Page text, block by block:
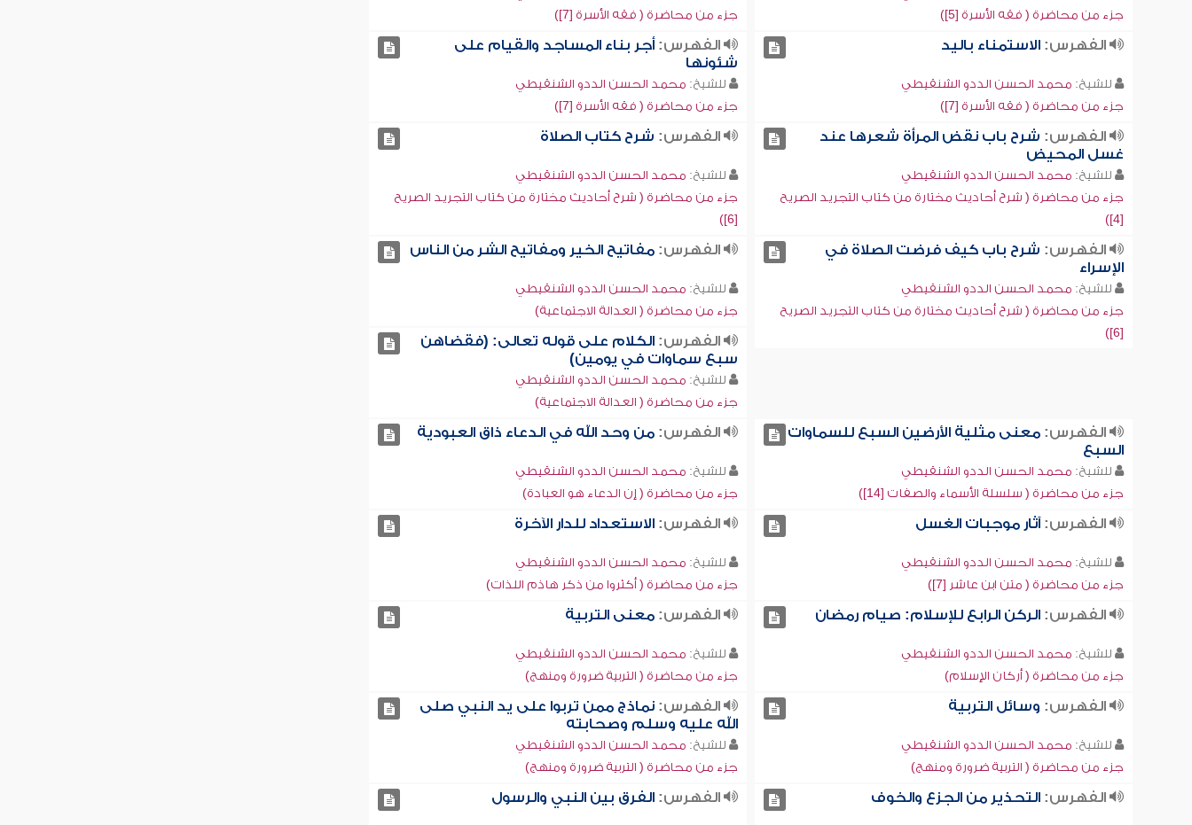
جزء من محاضرة ( فقه الأسرة [5])
جزء من محاضرة ( فقه الأسرة [7])
الفهرس:الاستمناء باليد
للشيخ: محمد الحسن الددو الشنقيطي
جزء من محاضرة ( فقه الأسرة [7])
الفهرس: أجر بناء المساجد والقيام على
شئونها
للشيخ: محمد الحسن الددو الشنقيطي
جزء من محاضرة ( فقه الأسرة [7])
الفهرس: شرح باب نقض المرأة شعرها عند
غسل المحيض
للشيخ: محمد الحسن الددو الشنقيطي
جزء من محاضرة ( شرح أحاديث مختارة من كتاب التجريد الصريح
[4])
الفهرس: شرح كتاب الصلاة
للشيخ: محمد الحسن الددو الشنقيطي
جزء من محاضرة ( شرح أحاديث مختارة من كتاب التجريد الصريح
[6])
الفهرس: شرح باب كيف فرضت الصلاة في
الإسراء
للشيخ: محمد الحسن الددو الشنقيطي
جزء من محاضرة ( شرح أحاديث مختارة من كتاب التجريد الصريح
[6])
الفهرس: مفاتيح الخير ومفاتيح الشر من الناس
للشيخ: محمد الحسن الددو الشنقيطي
جزء من محاضرة ( العدالة الاجتماعية)
الفهرس: الكلام على قوله تعالى: (فقضاهن
سبع سماوات في يومين)
للشيخ: محمد الحسن الددو الشنقيطي
جزء من محاضرة ( العدالة الاجتماعية)
الفهرس:معنى مثلية الأرضين السبع للسماوات
السبع
للشيخ: محمد الحسن الددو الشنقيطي
جزء من محاضرة ( سلسلة الأسماء والصفات [14])
الفهرس: من وحد الله في الدعاء ذاق العبودية
للشيخ: محمد الحسن الددو الشنقيطي
جزء من محاضرة ( إن الدعاء هو العبادة)
الفهرس:آثار موجبات الغسل
للشيخ: محمد الحسن الددو الشنقيطي
جزء من محاضرة ( متن ابن عاشر [7])
الفهرس: الاستعداد للدار الآخرة
للشيخ: محمد الحسن الددو الشنقيطي
جزء من محاضرة ( أكثروا من ذكر هاذم اللذات)
الفهرس:الركن الرابع للإسلام: صيام رمضان
للشيخ: محمد الحسن الددو الشنقيطي
جزء من محاضرة ( أركان الإسلام)
الفهرس: معنى التربية
للشيخ: محمد الحسن الددو الشنقيطي
جزء من محاضرة ( التربية ضرورة ومنهج)
الفهرس: وسائل التربية
للشيخ: محمد الحسن الددو الشنقيطي
جزء من محاضرة ( التربية ضرورة ومنهج)
الفهرس: نماذج ممن تربوا على يد النبي صلى
الله عليه وسلم وصحابته
للشيخ: محمد الحسن الددو الشنقيطي
جزء من محاضرة ( التربية ضرورة ومنهج)
الفهرس:التحذير من الجزع والخوف الفهرس: الفرق بين النبي والرسول